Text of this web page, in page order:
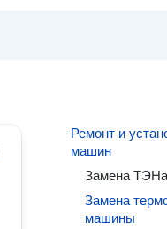
Ремонт и
машин
Замена ТЭНа
Замена
машины